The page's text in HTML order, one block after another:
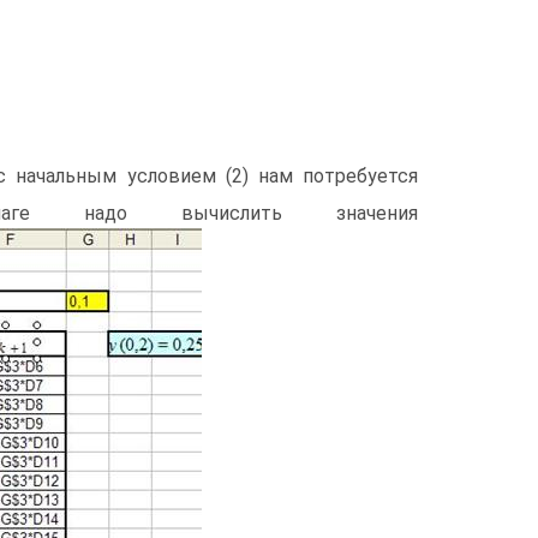
условием (2) нам потребуется
вычислить значения